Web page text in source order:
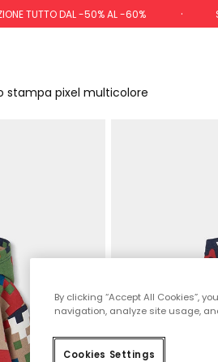
TUTTO DAL -50% AL -60%
stampa pixel multicolore
By clicking “Accept All Cookies”,
navigation, analyze site usage,
Cookies Settings